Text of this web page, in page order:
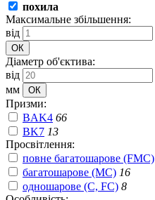
похила
Максимальне збільшення:
від
Діаметр об'єктива:
від
мм
Призми:
BAK4 66
BK7 13
Просвітлення:
повне багатошарове (FMC)
багатошарове (MC) 16
одношарове (C, FC) 8